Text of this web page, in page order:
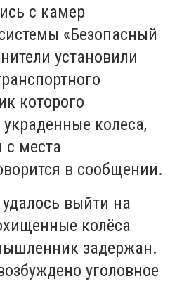
с камер
«Безопасный
установили
которого
колеса,
с места
в сообщении.
выйти на
колёса
задержан.
уголовное